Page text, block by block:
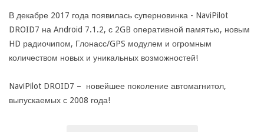
В декабре 2017 года появилась суперновинка - NaviPilot
DROID7 на Android 7.1.2, с 2GB оперативной памятью, новым
HD радиочипом, Глонасс/GPS модулем и огромным
количеством новых и уникальных возможностей!
NaviPilot DROID7 – новейшее поколение автомагнитол,
выпускаемых с 2008 года!